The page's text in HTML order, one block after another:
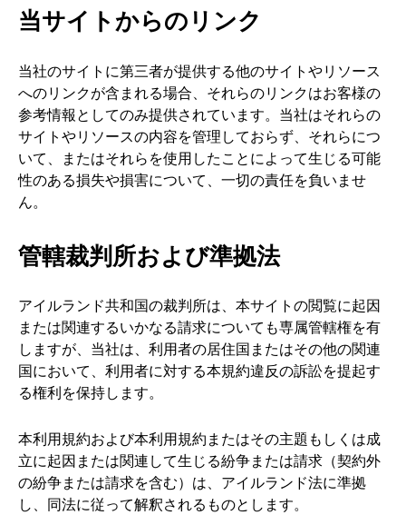
当サイトからのリンク
当社のサイトに第三者が提供する他のサイトやリソース
へのリンクが含まれる場合、それらのリンクはお客様の
参考情報としてのみ提供されています。当社はそれらの
サイトやリソースの内容を管理しておらず、それらにつ
いて、またはそれらを使用したことによって生じる可能
性のある損失や損害について、一切の責任を負いませ
ん。
管轄裁判所および準拠法
アイルランド共和国の裁判所は、本サイトの閲覧に起因
または関連するいかなる請求についても専属管轄権を有
しますが、当社は、利用者の居住国またはその他の関連
国において、利用者に対する本規約違反の訴訟を提起す
る権利を保持します。
本利用規約および本利用規約またはその主題もしくは成
立に起因または関連して生じる紛争または請求（契約外
の紛争または請求を含む）は、アイルランド法に準拠
し、同法に従って解釈されるものとします。